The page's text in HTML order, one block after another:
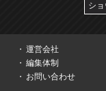
シ
運営会社
編集体制
お問い合わせ